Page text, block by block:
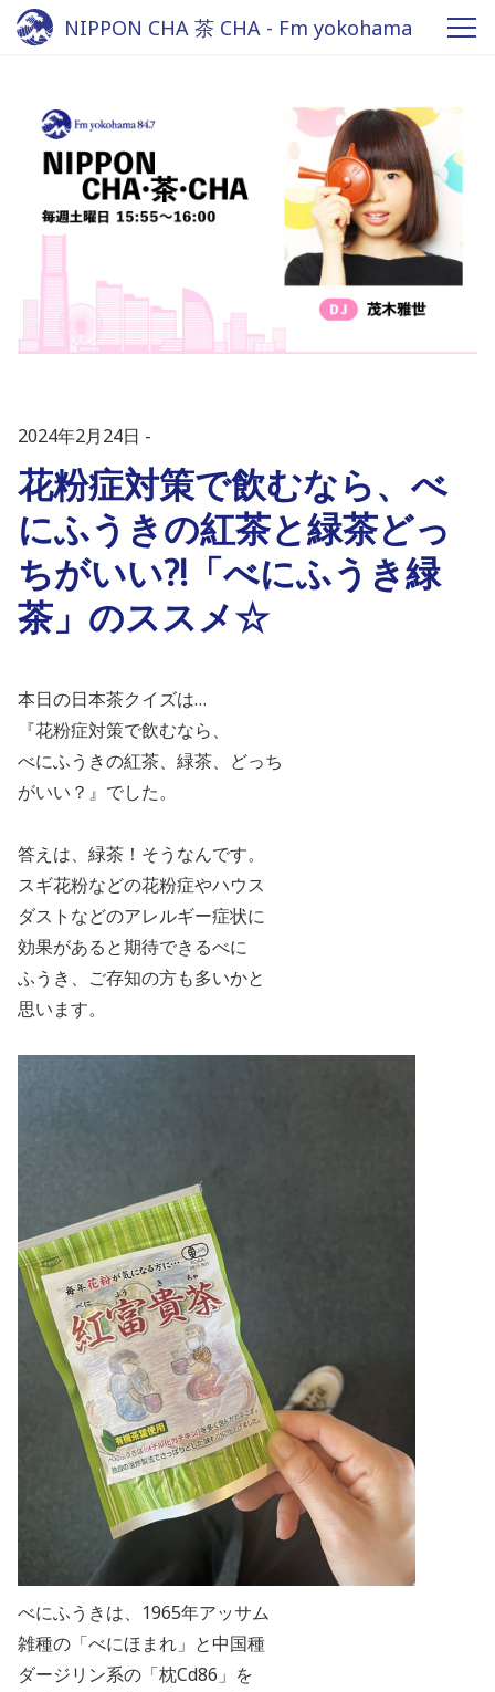
NIPPON CHA 茶 CHA - Fm yokohama
2024年2月24日
花粉症対策で飲むなら、べ
にふうきの紅茶と緑茶どっ
ちがいい?!「べにふうき緑
茶」のススメ☆
本日の日本茶クイズは…
『花粉症対策で飲むなら、
べにふうきの紅茶、緑茶、どっち
がいい？』でした。
答えは、緑茶！そうなんです。
スギ花粉などの花粉症やハウス
ダストなどのアレルギー症状に
効果があると期待できるべに
ふうき、ご存知の方も多いかと
思います。
べにふうきは、1965年アッサム
雑種の「べにほまれ」と中国種
ダージリン系の「枕Cd86 」を